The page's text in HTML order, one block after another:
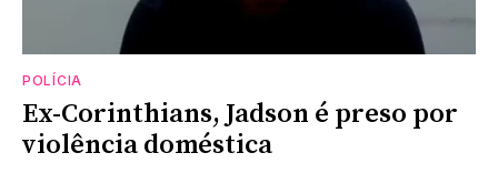
POLÍCIA
Ex-Corinthians, Jadson é preso por
violência doméstica